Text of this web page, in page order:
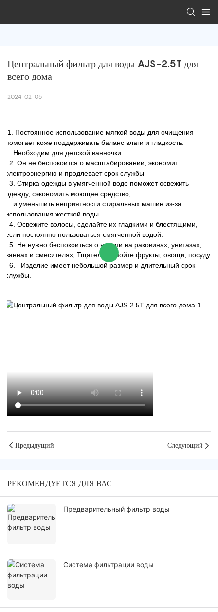
Центральный фильтр для воды AJS-2.5T для
всего дома
2024-02-05
1. Постоянное использование мягкой воды для очищения
помогает коже поддерживать баланс влаги и гладкость.
Необходим для детской ванночки.
2. Он не беспокоится о масштабировании, экономит
электроэнергию и продлевает срок службы.
3. Стирка одежды в умягченной воде поможет освежить
одежду, сэкономить моющее средство,
и уменьшить неприятности стиральных машин из-за
использования жесткой воды.
4. Освежите волосы, сделайте их гладкими и блестящими,
если постоянно пользоваться смягченной водой.
5. Не нужно беспокоиться о накипи на раковинах, унитазах,
ваннах и смесителях; Тщательно мойте фрукты, овощи, посуду.
6.
Изделие имеет небольшой размер и длительный срок
службы.
Предыдущий Следующий
РЕКОМЕНДУЕТСЯ ДЛЯ ВАС
Предварительный фильтр воды
Система фильтрации воды